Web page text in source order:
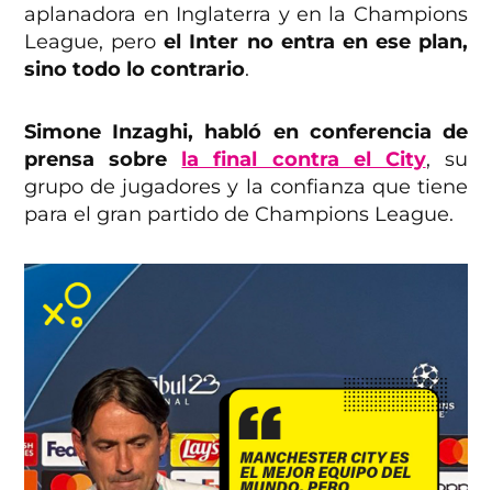
aplanadora en Inglaterra y en la Champions
League, peroel Inter no entra en ese plan,
sino todo lo contrario.
Simone Inzaghi, habló en conferencia de
prensa sobre la final contra el City, su
grupo de jugadores y la confianza que tiene
para el gran partido de Champions League.